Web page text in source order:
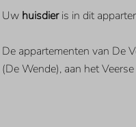
Uw huisdieris in dit
De appartementen van De
(De Wende), aan het